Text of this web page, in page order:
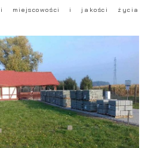
miejscowości i jakości życia